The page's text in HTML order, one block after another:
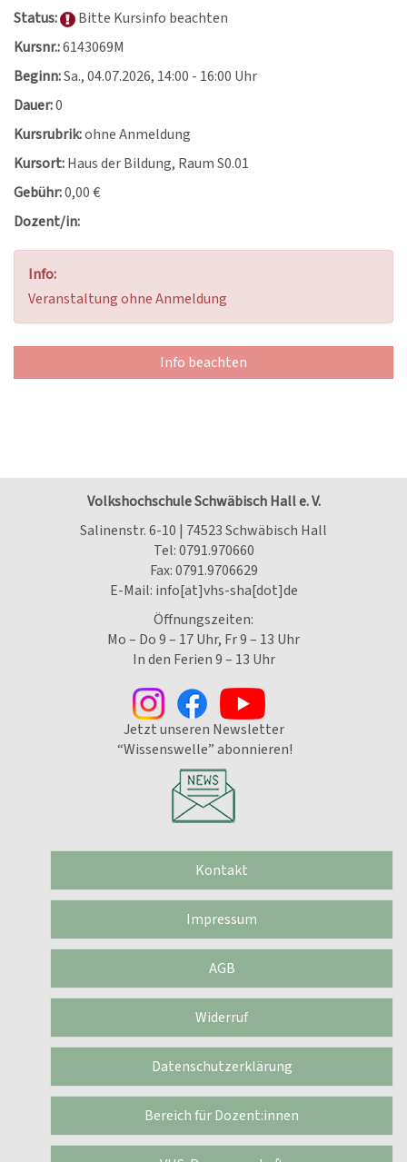
Status:
Bitte Kursinfo beachten
Kursnr.:6143069M
Beginn:Sa., 04.07.2026, 14:00 - 16:00 Uhr
Dauer:0
Kursrubrik:ohne Anmeldung
Kursort:Haus der Bildung, Raum S0.01
Gebühr:0,00 €
Dozent/in:
Info:
Veranstaltung ohne Anmeldung
Info beachten
Volkshochschule Schwäbisch Hall e. V.
Salinenstr. 6-10 | 74523 Schwäbisch Hall
Tel:0791.970660
Fax: 0791.9706629
E-Mail: info[at]vhs-sha[dot]de
Öffnungszeiten:
Mo – Do 9 – 17 Uhr, Fr 9 – 13 Uhr
In den Ferien 9 – 13 Uhr
Jetzt unseren Newsletter
“Wissenswelle” abonnieren!
Kontakt
Impressum
AGB
Widerruf
Datenschutzerklärung
Bereich für Dozent:innen